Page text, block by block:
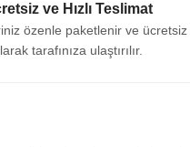
ve Hızlı Teslimat
özenle paketlenir ve ücretsiz
tarafınıza ulaştırılır.